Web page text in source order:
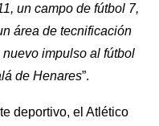
un campo de fútbol 7,
área de tecnificación
impulso al fútbol
de Henares”.
deportivo, el Atlético